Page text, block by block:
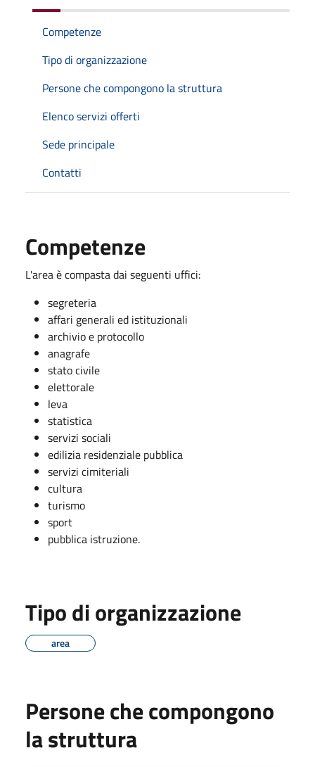
Competenze
Tipo di organizzazione
Persone che compongono la struttura
Elenco servizi offerti
Sede principale
Contatti
Competenze
L'area è compasta dai seguenti uffici:
segreteria
affari generali ed istituzionali
archivio e protocollo
anagrafe
stato civile
elettorale
leva
statistica
servizi sociali
edilizia residenziale pubblica
servizi cimiteriali
cultura
turismo
sport
pubblica istruzione.
Tipo di organizzazione
area
Persone che compongono
la struttura